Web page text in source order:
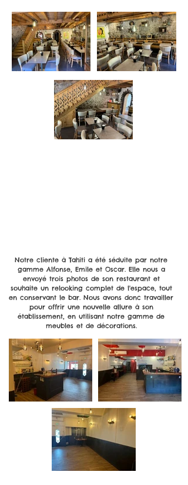
Notre cliente à Tahiti a été séduite par notre
gamme Alfonse, Emile et Oscar. Elle nous a
envoyé trois photos de son restaurant et
souhaite un relooking complet de l'espace, tout
en conservant le bar. Nous avons donc travailler
pour offrir une nouvelle allure à son
établissement, en utilisant notre gamme de
meubles et de décorations.